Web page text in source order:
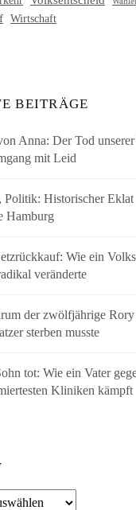
Wirtschaft
BEITRÄGE
Anna: Der Tod
mit Leid
Politik: Historischer Eklat
Hamburg
Wie ein
veränderte
der zwölfjährige
sterben musste
tot: Wie ein Vater
Kliniken kämpft